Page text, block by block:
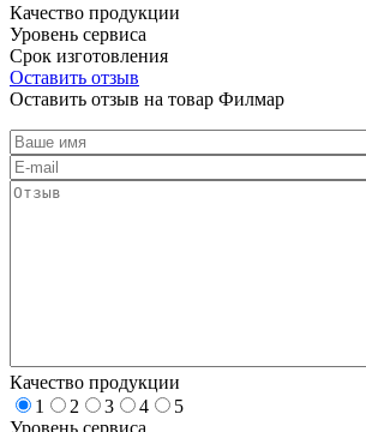
Качество продукции
Уровень сервиса
Срок изготовления
Оставить отзыв
Оставить отзыв на товар Филмар
Качество продукции
1
2 3 4
5
Уровень сервиса